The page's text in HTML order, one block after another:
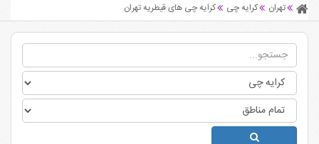
تهران کرایه چی کرایه چی های قیطریه تهران